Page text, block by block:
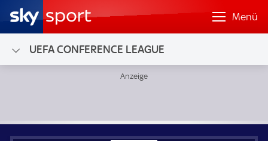
Menü
UEFA CONFERENCE LEAGUE